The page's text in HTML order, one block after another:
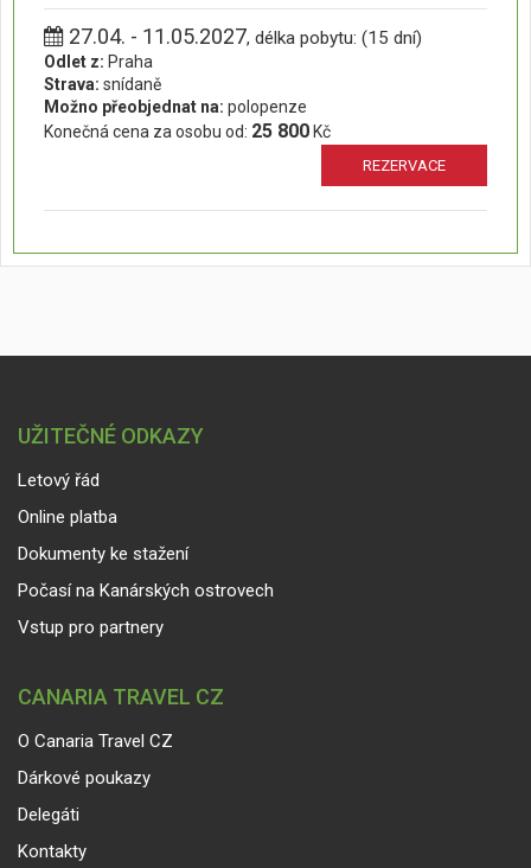
27.04. - 11.05.2027, délka pobytu: (15 dní)
Odlet z: Praha
Strava: snídaně
Možno přeobjednat na: polopenze
Konečná cena za osobu od: 25 800 Kč
REZERVACE
UŽITEČNÉ ODKAZY
Letový řád
Online platba
Dokumenty ke stažení
Počasí na Kanárských ostrovech
Vstup pro partnery
CANARIA TRAVEL CZ
O Canaria Travel CZ
Dárkové poukazy
Delegáti
Kontakty